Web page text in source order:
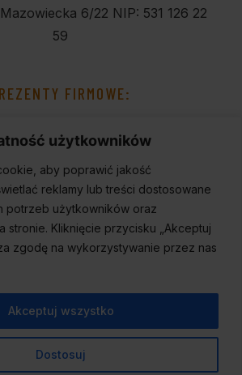
użytkowników
aby poprawić jakość
reklamy lub treści dostosowane
potrzeb użytkowników oraz
stronie. Kliknięcie przycisku „Akceptuj
zgodę na wykorzystywanie przez nas
Dostosuj
Akceptuj wszystko
6/22 NIP: 531 126 22
59
FIRMOWE: